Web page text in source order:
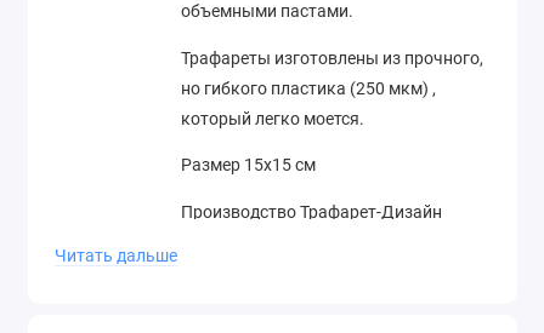
объемными пастами.
Трафареты изготовлены из прочного,
но гибкого пластика (250 мкм) ,
который легко моется.
Размер 15х15 см
Производство Трафарет-Дизайн
Читать дальше